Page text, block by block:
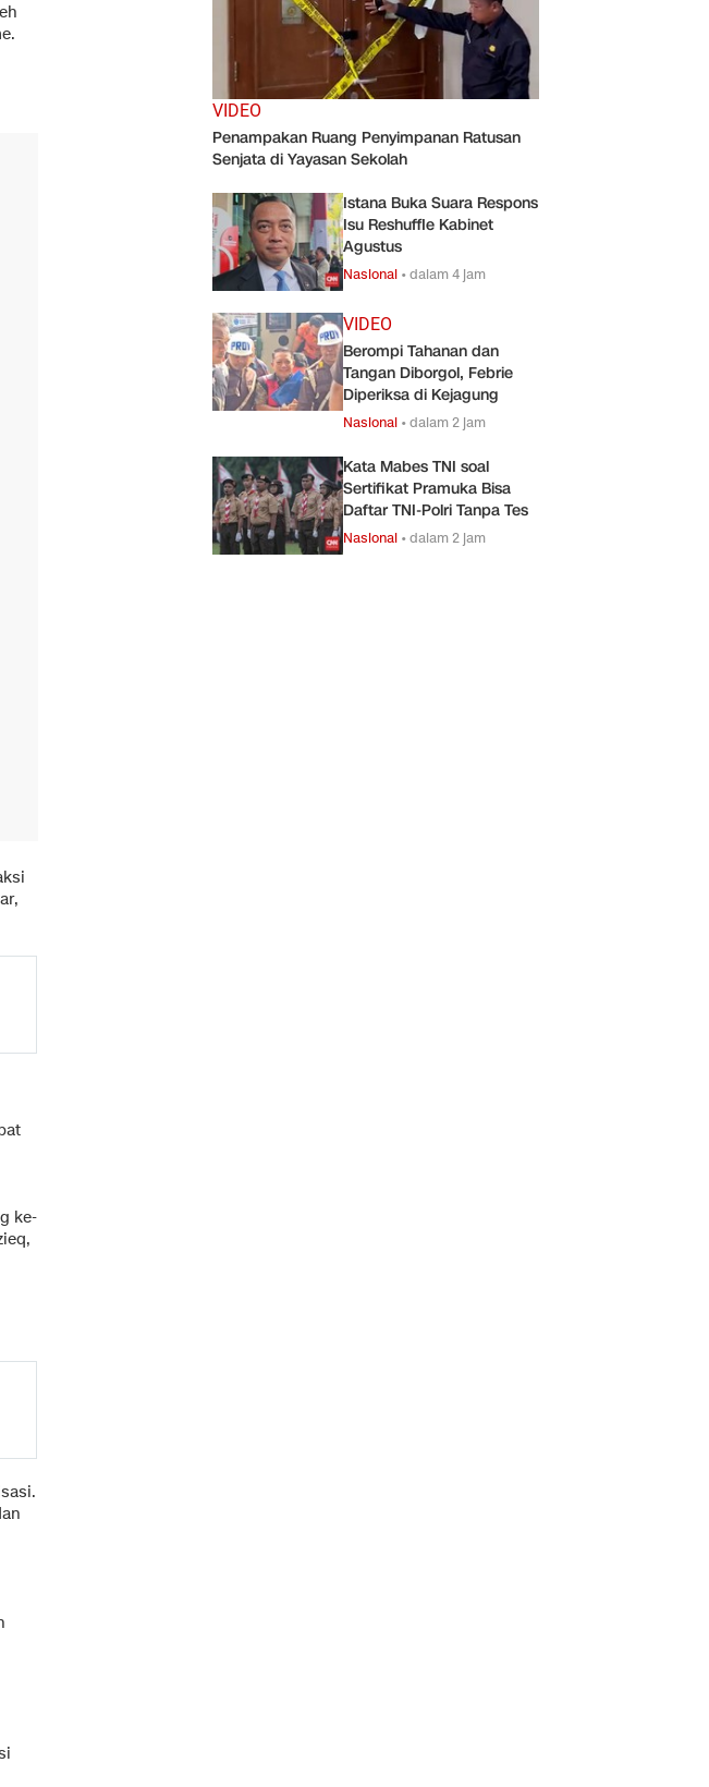
ke-
VIDEO
Penampakan Ruang Penyimpanan Ratusan
Senjata di Yayasan Sekolah
Istana Buka Suara Respons
Isu Reshuffle Kabinet
Agustus
Nasional •dalam 4 jam
VIDEO
Berompi Tahanan dan
Tangan Diborgol, Febrie
Diperiksa di Kejagung
Nasional •dalam 2 jam
Kata Mabes TNI soal
Sertifikat Pramuka Bisa
Daftar TNI-Polri Tanpa Tes
Nasional •dalam 2 jam